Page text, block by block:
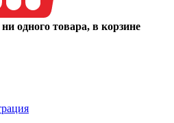
одного товара, в корзине